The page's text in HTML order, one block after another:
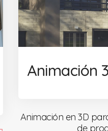
Animación
Animación en 3D
de